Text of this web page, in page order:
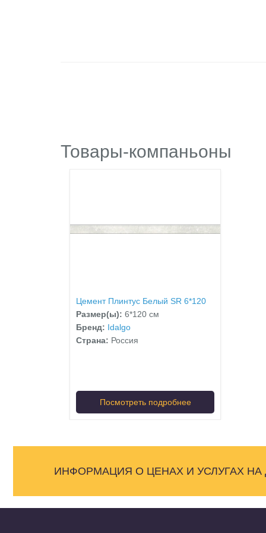
Товары-компаньоны
Цемент Плинтус Белый SR 6*120
Размер(ы): 6*120 см
Бренд: Idalgo
Страна: Россия
Посмотреть подробнее
ИНФОРМАЦИЯ О ЦЕНАХ И УСЛУГАХ